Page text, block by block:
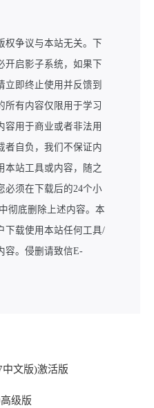
权争议与本站无关。下
开启影子系统，如果下
立即终止使用并反馈到
所有内容仅限用于学习
容用于商业或者非法用
者自负，我们不保证内
本站工具或内容，随之
必须在下载后的24个小
彻底删除上述内容。本
下载使用本站任何工具/
容。侵删请致信E-
中文版)激活版
级版